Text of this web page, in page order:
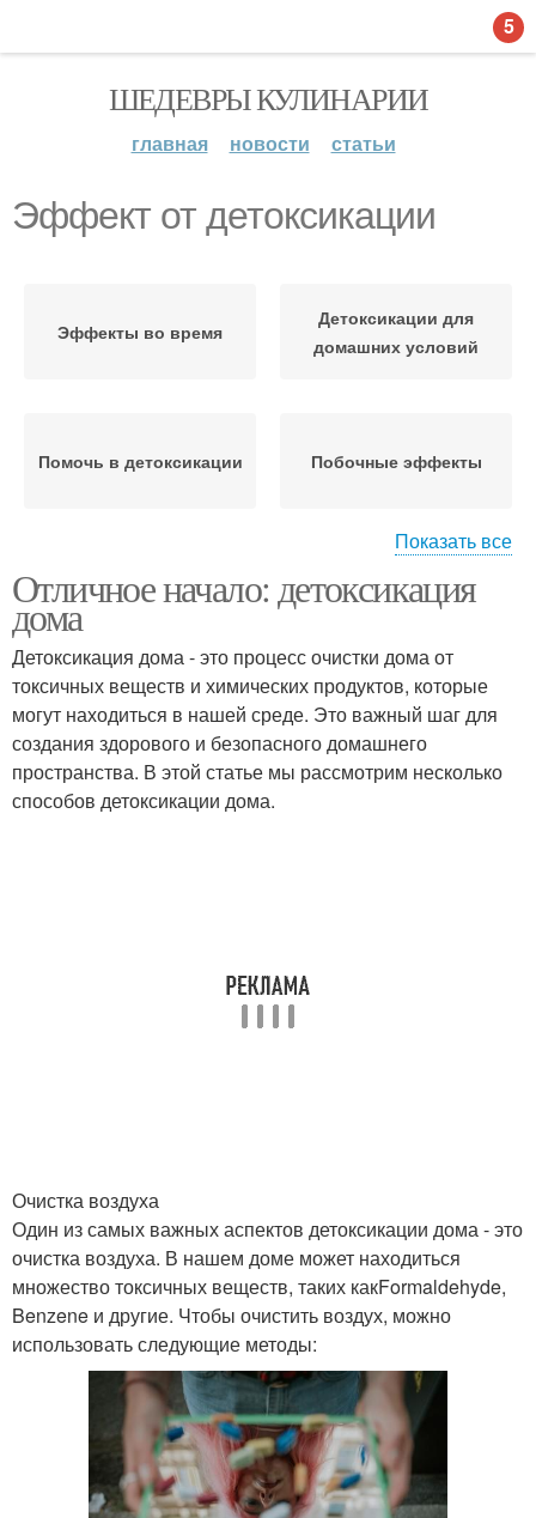
ШЕДЕВРЫ КУЛИНАРИИ
главная новости статьи
Эффект от детоксикации
Эффекты во время
Детоксикации для
домашних условий
Помочь в детоксикации Побочные эффекты
проведении
День для
максимального
Показать все
Отличное начало: детоксикация
дома
Детоксикация дома - это процесс очистки дома от
токсичных веществ и химических продуктов, которые
могут находиться в нашей среде. Это важный шаг для
создания здорового и безопасного домашнего
пространства. В этой статье мы рассмотрим несколько
способов детоксикации дома.
Очистка воздуха
Один из самых важных аспектов детоксикации дома - это
очистка воздуха. В нашем доме может находиться
множество токсичных веществ, таких какFormaldehyde,
Benzene и другие. Чтобы очистить воздух, можно
использовать следующие методы:
5